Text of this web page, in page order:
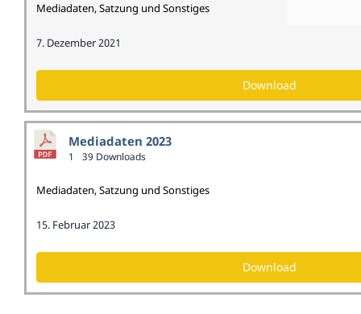
Mediadaten, Satzung und Sonstiges
7. Dezember 2021
Download
Mediadaten 2023
1 39 Downloads
Mediadaten, Satzung und Sonstiges
15. Februar 2023
Download